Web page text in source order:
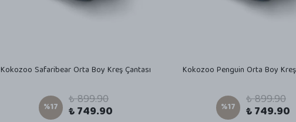
Kokozoo Safaribear Orta Boy Kreş Çantası
%17 ₺ 899.90
₺ 749.90
Kokozoo Penguin Orta Boy Kreş
%17 ₺ 899.90
₺ 749.90